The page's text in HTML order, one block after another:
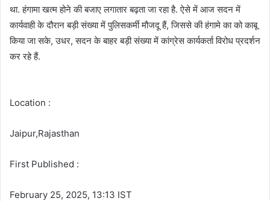
था. हंगामा खत्म होने की बजाए लगातार बढ़ता जा रहा है. ऐसे में आज सदन में
कार्यवाही के दौरान बड़ी संख्या में पुलिसकर्मी मौजदू हैं, जिससे की हंगामे का को काबू
किया जा सके, उधर, सदन के बाहर बड़ी संख्या में कांग्रेस कार्यकर्ता विरोध प्रदर्शन
कर रहे हैं.
Location :
Jaipur,Rajasthan
First Published :
February 25, 2025, 13:13 IST